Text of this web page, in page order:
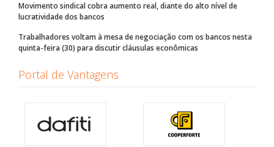
Movimento sindical cobra aumento real, diante do alto nível de
lucratividade dos bancos
Trabalhadores voltam à mesa de negociação com os bancos nesta
quinta-feira (30) para discutir cláusulas econômicas
Portal de Vantagens